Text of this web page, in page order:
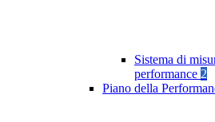
Sistema di
performance 2
Piano della